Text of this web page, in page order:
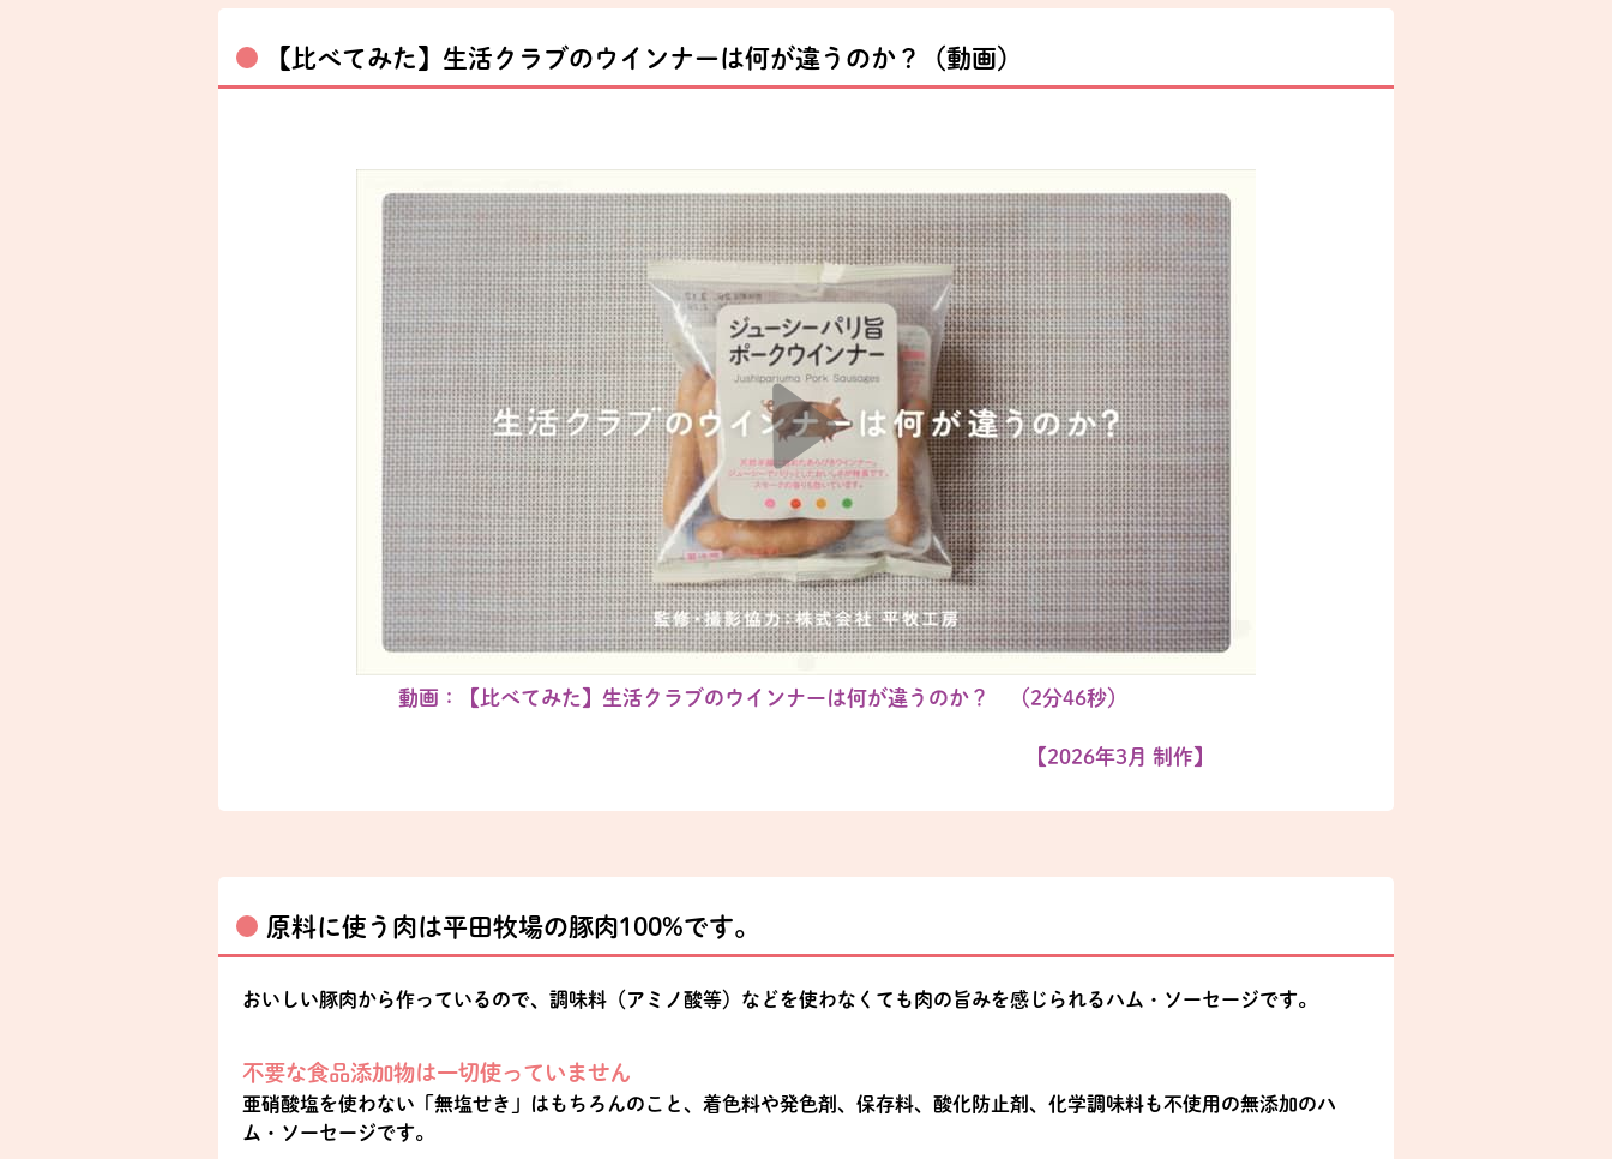
【比べてみた】生活クラブのウインナーは何が違うのか？（動画）
動画：【比べてみた】生活クラブのウインナーは何が違うのか？ （2分46秒）
【2026年3月 制作】
原料に使う肉は平田牧場の豚肉100%です。
おいしい豚肉から作っているので、調味料（アミノ酸等）などを使わなくても肉の旨みを感じられるハム・ソーセージです。
不要な食品添加物は一切使っていません
亜硝酸塩を使わない「無塩せき」はもちろんのこと、着色料や発色剤、保存料、酸化防止剤、化学調味料も不使用の無添加のハ
ム・ソーセージです。